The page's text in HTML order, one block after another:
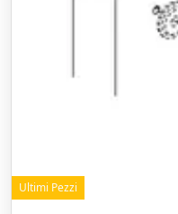
Ultimi Pezzi